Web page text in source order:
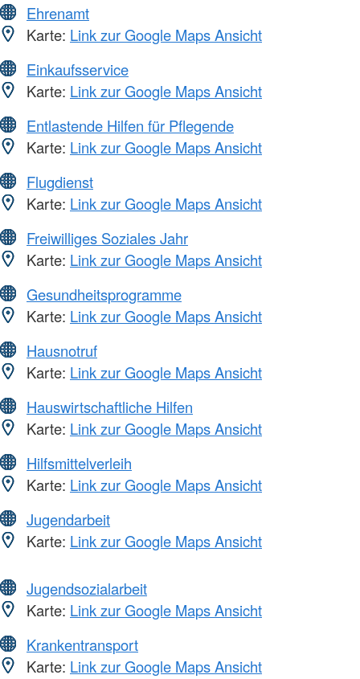
Ehrenamt
Karte: Link zur Google Maps Ansicht
Einkaufsservice
Karte: Link zur Google Maps Ansicht
Entlastende Hilfen für Pflegende
Karte: Link zur Google Maps Ansicht
Flugdienst
Karte: Link zur Google Maps Ansicht
Freiwilliges Soziales Jahr
Karte: Link zur Google Maps Ansicht
Gesundheitsprogramme
Karte: Link zur Google Maps Ansicht
Hausnotruf
Karte: Link zur Google Maps Ansicht
Hauswirtschaftliche Hilfen
Karte: Link zur Google Maps Ansicht
Hilfsmittelverleih
Karte: Link zur Google Maps Ansicht
Jugendarbeit
Karte: Link zur Google Maps Ansicht
Jugendsozialarbeit
Karte: Link zur Google Maps Ansicht
Krankentransport
Karte: Link zur Google Maps Ansicht